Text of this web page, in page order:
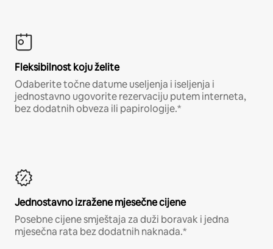
Fleksibilnost koju želite
Odaberite točne datume useljenja i iseljenja i
jednostavno ugovorite rezervaciju putem interneta,
bez dodatnih obveza ili papirologije.*
Jednostavno izražene mjesečne cijene
Posebne cijene smještaja za duži boravak i jedna
mjesečna rata bez dodatnih naknada.*